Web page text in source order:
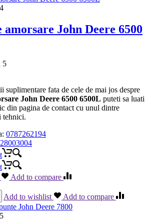
amorsare John Deere 6500
5
suplimentare fata de cele de mai jos despre
John Deere 6500 6500L puteti sa luati
din pagina de contact cu unul dintre
tehnici.
0787262194
Add to compare
Add to wishlist Add to compare